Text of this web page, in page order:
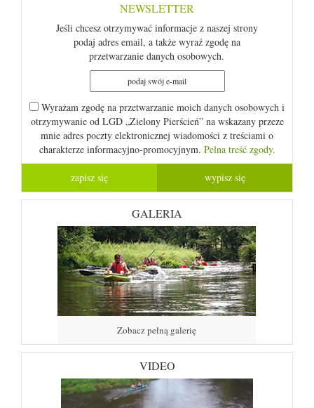
NEWSLETTER
Jeśli chcesz otrzymywać informacje z naszej strony
podaj adres email, a także wyraź zgodę na
przetwarzanie danych osobowych.
Wyrażam zgodę na przetwarzanie moich danych osobowych i
otrzymywanie od LGD „Zielony Pierścień” na wskazany przeze
mnie adres poczty elektronicznej wiadomości z treściami o
charakterze informacyjno-promocyjnym. Pelna treść zgody.
GALERIA
Zobacz pełną galerię
VIDEO